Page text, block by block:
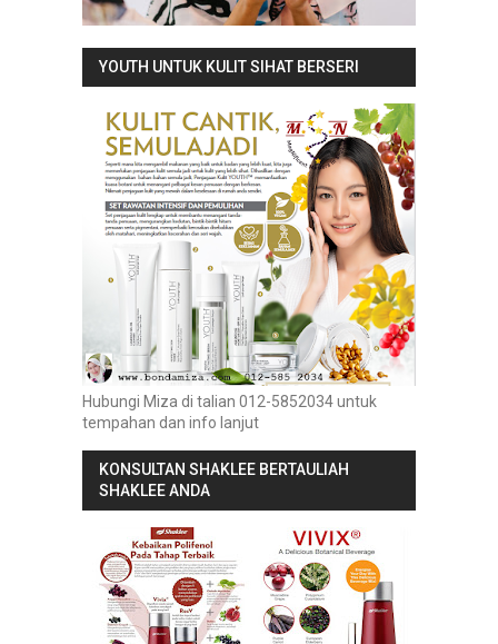
YOUTH UNTUK KULIT SIHAT BERSERI
Hubungi Miza di talian 012-5852034 untuk
tempahan dan info lanjut
KONSULTAN SHAKLEE BERTAULIAH
SHAKLEE ANDA